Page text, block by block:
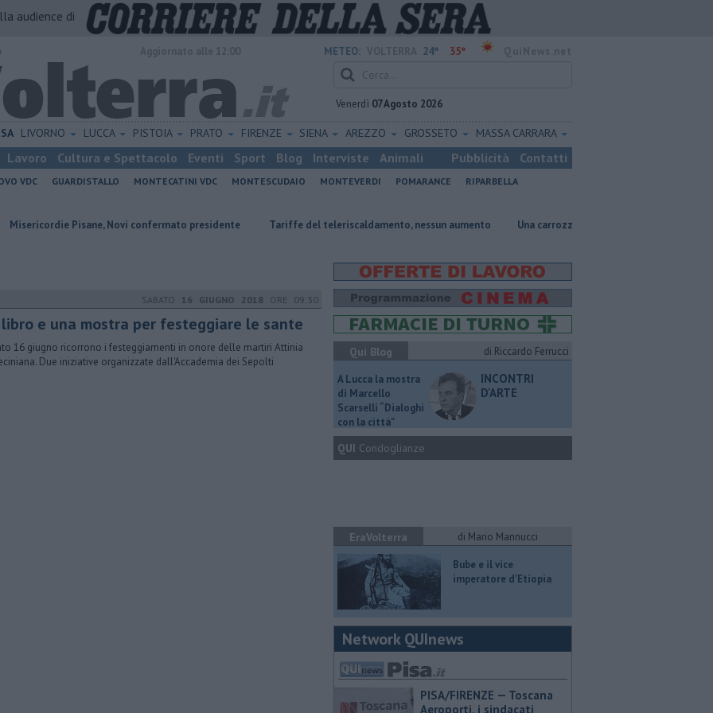
audience di
METEO: 24° 35°
Venerdì 07 Agosto 2026
LIVORNO LUCCA PISTOIA PRATO FIRENZE SIENA AREZZO GROSSETO MASSA CARRARA
Lavoro Cultura e Spettacolo Eventi Sport Blog Interviste Animali Pubblicità Contatti
VDC GUARDISTALLO MONTECATINI VDC MONTESCUDAIO MONTEVERDI POMARANCE RIPARBELLA
Pisane, Novi confermato presidente Tariffe del teleriscaldamento, nessun aumento Una carrozzina in dono allla Croce Rossa
SABATO 16 GIUGNO 2018 ORE 09:30
libro e una mostra per festeggiare le sante
16 giugno ricorrono i festeggiamenti in onore delle martiri Attinia
Due iniziative organizzate dall'Accademia dei Sepolti
Qui Blog di Riccardo Ferrucci
A Lucca la mostra
di Marcello
Scarselli “Dialoghi
con la città"
INCONTRI
D'ARTE
QUI Condoglianze
EraVolterra di Mario Mannucci
​Bube e il vice
imperatore d'Etiopia
Network QUInews
PISA/FIRENZE — Toscana
Aeroporti, i sindacati